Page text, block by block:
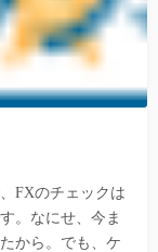
FXのチェックは
。なにせ、今ま
から。でも、ケ